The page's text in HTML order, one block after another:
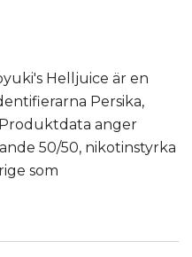
Helljuice är en
Persika,
anger
50/50, nikotinstyrka
som